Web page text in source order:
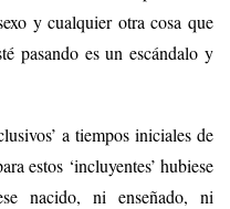
y cualquier otra cosa que
pasando es un escándalo y
a tiempos iniciales de
estos ‘incluyentes’ hubiese
nacido, ni enseñado, ni